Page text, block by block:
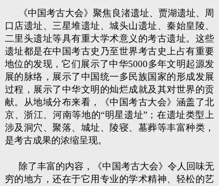
《中国考古大会》聚焦良渚遗址、贾湖遗址、周
口店遗址、三星堆遗址、城头山遗址、秦始皇陵、
二里头遗址等具有重大学术意义的考古遗址。这些
遗址都是在中国考古史乃至世界考古史上占有重要
地位的发现，它们展示了中华5000多年文明起源发
展的脉络，展示了中国统一多民族国家的形成发展
过程，展示了中华文明的灿烂成就及其对世界的贡
献。从地域分布来看，《中国考古大会》涵盖了北
京、浙江、河南等地的“明星遗址”；在遗址类型上
涉及洞穴、聚落、城址、陵寝、墓葬等丰富种类，
是考古成果的浓缩呈现。
除了丰富的内容，《中国考古大会》令人回味无
穷的地方，还在于它用专业的学术精神、轻松的艺